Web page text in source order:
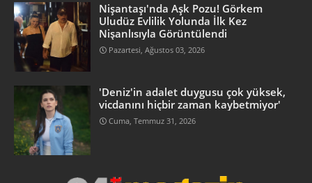
Nişantaşı'nda Aşk Pozu! Görkem
Uludüz Evlilik Yolunda İlk Kez
Nişanlısıyla Görüntülendi
Pazartesi, Ağustos 03, 2026
'Deniz'in adalet duygusu çok yüksek,
vicdanını hiçbir zaman kaybetmiyor'
Cuma, Temmuz 31, 2026